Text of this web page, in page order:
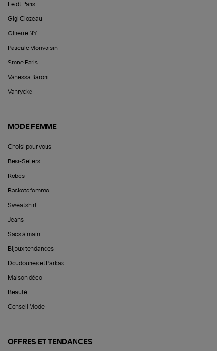
Feidt Paris
Gigi Clozeau
Ginette NY
Pascale Monvoisin
Stone Paris
Vanessa Baroni
Vanrycke
MODE FEMME
Choisi pour vous
Best-Sellers
Robes
Baskets femme
Sweatshirt
Jeans
Sacs à main
Bijoux tendances
Doudounes et Parkas
Maison déco
Beauté
Conseil Mode
OFFRES ET TENDANCES